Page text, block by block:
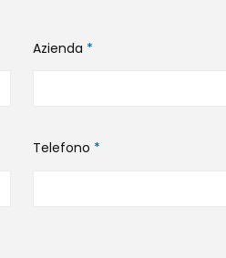
Azienda *
Telefono *